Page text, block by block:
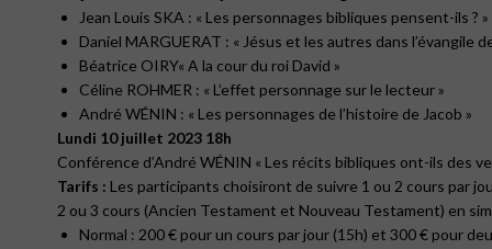
Jean Louis SKA : « Les personnages bibliques pensent-ils ? »
Daniel MARGUERAT : « Jésus et les autres dans l’évangile
Béatrice OIRY« A la cour du roi David »
Céline ROHMER : « L’effet personnage sur le lecteur »
André WÉNIN : « Les personnages de l’histoire de Jacob »
Lundi 10 juillet 2023 18h
Conférence d’André WÉNIN « Les récits bibliques ont-ils des
Tarifs : Les participants choisiront de suivre 1 ou 2 cours par
2 ou 3 cours (Ancien Testament et Nouveau Testament) en
Normal : 200 € pour un cours par jour (15h) et 300 € pour